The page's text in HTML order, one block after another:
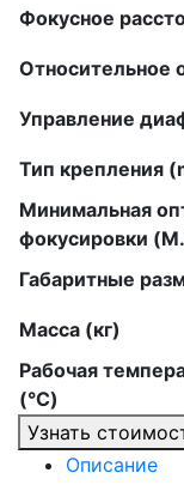
Фокусное
Относительное
Управление
Тип крепления
Минимальная
фокусировки
Габаритные
Масса (кг)
Рабочая
(°C)
Узнать
Описание